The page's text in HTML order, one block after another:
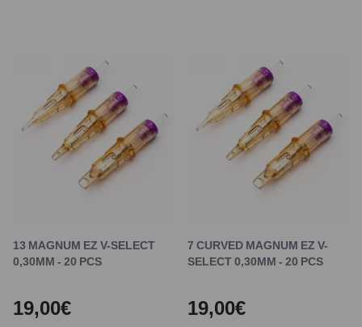
13 MAGNUM EZ V-SELECT
0,30MM - 20 PCS
19,00€
7 CURVED MAGNUM EZ V-
SELECT 0,30MM - 20 PCS
19,00€